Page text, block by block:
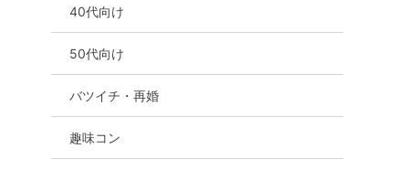
40代向け
50代向け
バツイチ・再婚
趣味コン